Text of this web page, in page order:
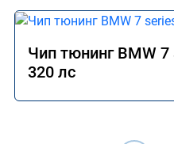
Чип тюнинг BMW 7
320 лс